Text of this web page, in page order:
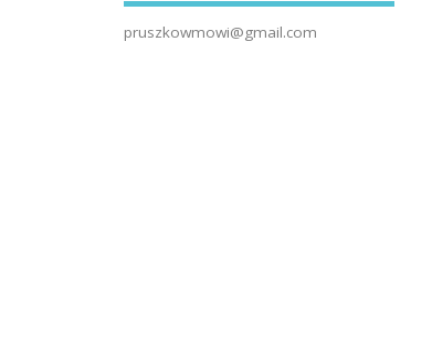
pruszkowmowi@gmail.com